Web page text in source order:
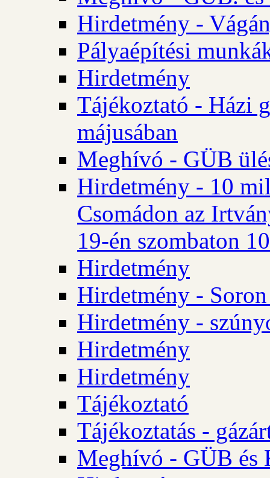
Hirdetmény -
Pályaépítési
Hirdetmény
Tájékoztató - Házi
májusában
Meghívó - GÜB
Hirdetmény - 10
Csomádon az
19-én szombaton
Hirdetmény
Hirdetmény -
Hirdetmény -
Hirdetmény
Hirdetmény
Tájékoztató
Tájékoztatás -
Meghívó - GÜB és